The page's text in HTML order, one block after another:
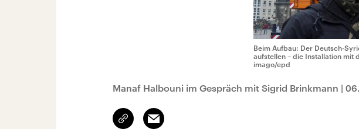
Beim Aufbau: Der Deutsch-
aufstellen – die Installation mit
imago/epd
Manaf Halbouni im Gespräch mit Sigrid Brinkmann |
Link
kopieren/teilen
Email